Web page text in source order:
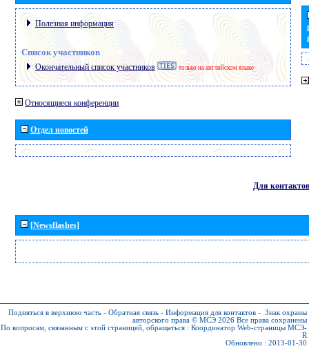
Полезная информация
Список участников
Окончательный список участников только на английском языке
Относящиеся конференции
Отдел новостей
Для контактов
[Newsflashes]
Подняться в верхнюю часть - Обратная связь - Информация для контактов - Знак охраны
авторского права © МСЭ 2026 Все права сохранены
По вопросам, связанным с этой страницей, обращаться : Координатор Web-страницы МСЭ-
R
Обновлено : 2013-01-30